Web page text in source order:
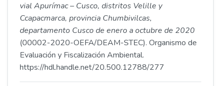
vial Apurímac – Cusco, distritos Velille y
Ccapacmarca, provincia Chumbivilcas,
departamento Cusco de enero a octubre de 2020
(00002-2020-OEFA/DEAM-STEC). Organismo de
Evaluación y Fiscalización Ambiental.
https://hdl.handle.net/20.500.12788/277